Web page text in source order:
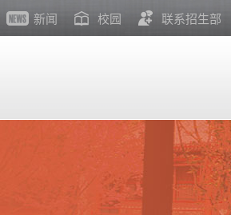
新闻 校园 联系招生部